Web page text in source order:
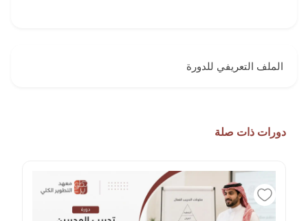
الملف التعريفي للدورة
دورات ذات صلة